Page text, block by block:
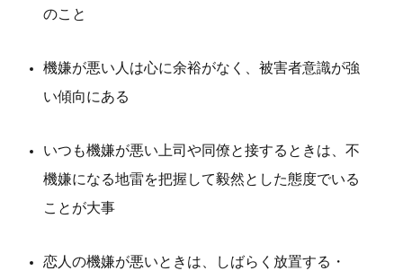
のこと
機嫌が悪い人は心に余裕がなく、被害者意識が強
い傾向にある
いつも機嫌が悪い上司や同僚と接するときは、不
機嫌になる地雷を把握して毅然とした態度でいる
ことが大事
恋人の機嫌が悪いときは、しばらく放置する・